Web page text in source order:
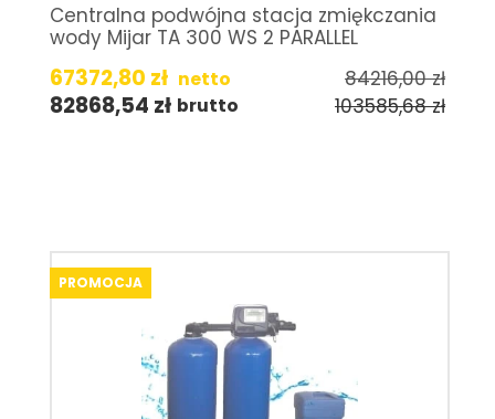
Centralna podwójna stacja zmiękczania
wody Mijar TA 300 WS 2 PARALLEL
67372,80 zł netto 84216,00zł
82868,54 zł brutto 103585,68zł
PROMOCJA